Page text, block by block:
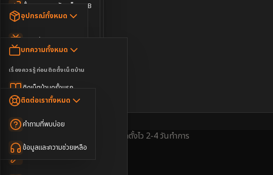
เน็ตบ้าน Super Fast
เน็ตบ้าน 2Gbps
เน็ตบ้านพร้อมกล่องทีวี
เน็ตบ้าน + Netflix
เน็ตบ้าน + บริการเสริม
เน็ตบ้านแรงทุกชั้น
ขั้นตอนการสมัครเน็ต 3BB
อุปกรณ์ทั้งหมด
AIS Play Box
Dongle เน็ตสำรอง
บทความ
บทความทั้งหมด
เรื่องควรรู้ก่อนติดตั้งเน็ตบ้าน
ติดเน็ตบ้านครั้งแรก
เทคนิคขอคิวช่างได้ไว
ข่าวสาร
ติดต่อเราทั้งหมด
คำถามที่พบบ่อย
ข้อมูลและความช่วยเหลือ
🇹🇭🇬🇧
ติดตั้งไว 2-4 วันทำการ
3BB & AIS Fibre